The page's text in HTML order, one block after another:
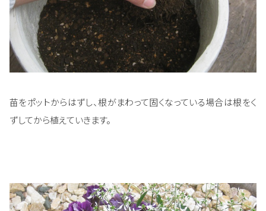
苗をポットからはずし、根がまわって固くなっている場合は根をく
ずしてから植えていきます。